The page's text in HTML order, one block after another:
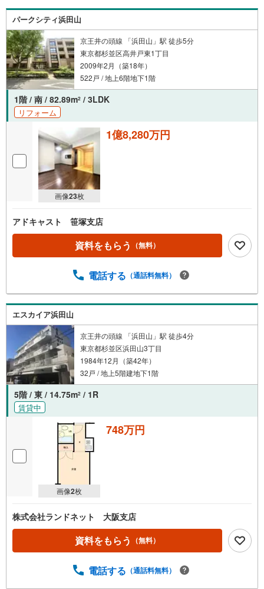
パークシティ浜田山
京王井の頭線 「浜田山」駅 徒歩5分
東京都杉並区高井戸東1丁目
2009年2月（築18年）
522戸 / 地上6階地下1階
1階 / 南 / 82.89m2 / 3LDK
リフォーム
画像23枚
1億8,280万円
アドキャスト 笹塚支店
資料をもらう （無料）
電話する （通話料無料）
エスカイア浜田山
京王井の頭線 「浜田山」駅 徒歩4分
東京都杉並区浜田山3丁目
1984年12月（築42年）
32戸 / 地上5階建地下1階
5階 / 東 / 14.75m2 / 1R
賃貸中
画像2枚
748万円
株式会社ランドネット 大阪支店
資料をもらう （無料）
電話する （通話料無料）